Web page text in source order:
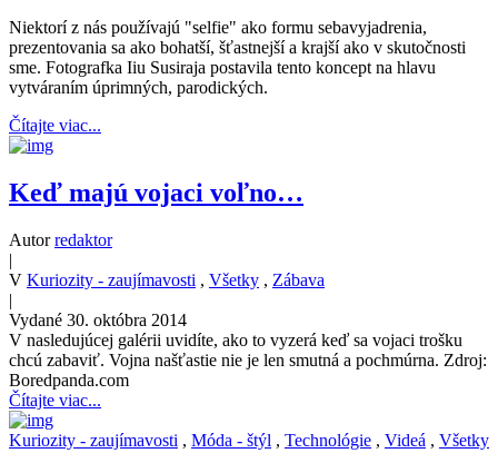
Niektorí z nás používajú "selfie" ako formu sebavyjadrenia,
prezentovania sa ako bohatší, šťastnejší a krajší ako v skutočnosti
sme. Fotografka Iiu Susiraja postavila tento koncept na hlavu
vytváraním úprimných, parodických.
Čítajte viac...
Keď majú vojaci voľno…
Autorredaktor
|
V Kuriozity - zaujímavosti , Všetky , Zábava
|
Vydané 30. októbra 2014
V nasledujúcej galérii uvidíte, ako to vyzerá keď sa vojaci trošku
chcú zabaviť. Vojna našťastie nie je len smutná a pochmúrna. Zdroj:
Boredpanda.com
Čítajte viac...
Kuriozity - zaujímavosti , Móda - štýl , Technológie , Videá , Všetky